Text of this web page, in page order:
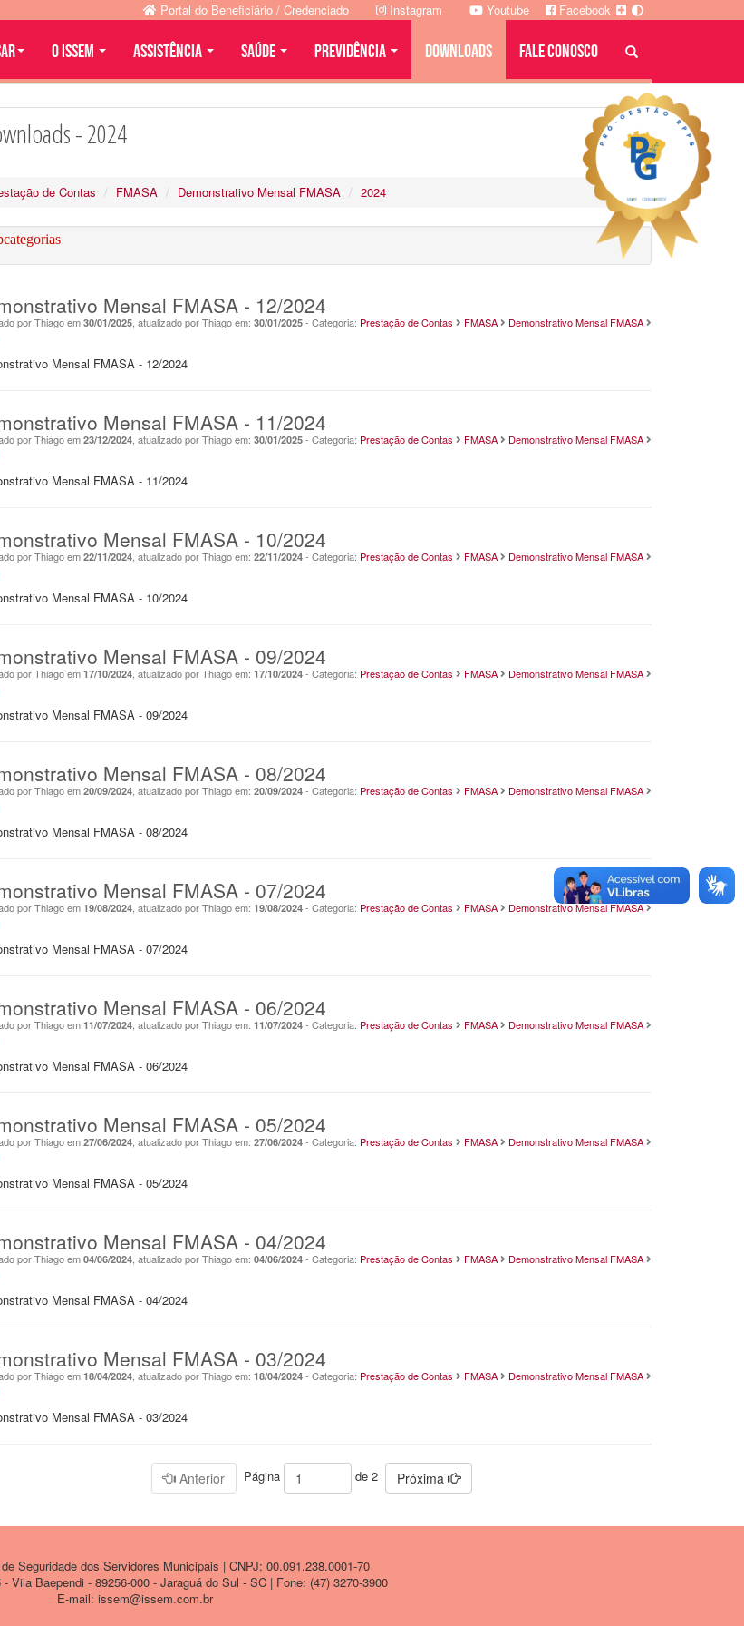
- 2024
de Contas FMASA Demonstrativo Mensal FMASA 2024
Mensal FMASA - 12/2024
por Thiago em30/01/2025 , atualizado por Thiago em: 30/01/2025 - Categoria: Prestação de Contas FMASA
Demonstrativo Mensal FMASA
Mensal FMASA - 12/2024
Mensal FMASA - 11/2024
por Thiago em23/12/2024 , atualizado por Thiago em: 30/01/2025 - Categoria: Prestação de Contas FMASA
Demonstrativo Mensal FMASA
Mensal FMASA - 11/2024
Mensal FMASA - 10/2024
por Thiago em22/11/2024 , atualizado por Thiago em: 22/11/2024 - Categoria: Prestação de Contas FMASA
Demonstrativo Mensal FMASA
Mensal FMASA - 10/2024
Mensal FMASA - 09/2024
por Thiago em17/10/2024 , atualizado por Thiago em: 17/10/2024 - Categoria: Prestação de Contas FMASA
Demonstrativo Mensal FMASA
Mensal FMASA - 09/2024
Mensal FMASA - 08/2024
por Thiago em20/09/2024 , atualizado por Thiago em: 20/09/2024 - Categoria: Prestação de Contas FMASA
Demonstrativo Mensal FMASA
Mensal FMASA - 08/2024
Mensal FMASA - 07/2024
por Thiago em19/08/2024 , atualizado por Thiago em: 19/08/2024 - Categoria: Prestação de Contas FMASA
Demonstrativo Mensal FMASA
Mensal FMASA - 07/2024
Mensal FMASA - 06/2024
por Thiago em11/07/2024 , atualizado por Thiago em: 11/07/2024 - Categoria: Prestação de Contas FMASA
Demonstrativo Mensal FMASA
Mensal FMASA - 06/2024
Mensal FMASA - 05/2024
por Thiago em27/06/2024 , atualizado por Thiago em: 27/06/2024 - Categoria: Prestação de Contas FMASA
Demonstrativo Mensal FMASA
Mensal FMASA - 05/2024
Mensal FMASA - 04/2024
por Thiago em04/06/2024 , atualizado por Thiago em: 04/06/2024 - Categoria: Prestação de Contas FMASA
Demonstrativo Mensal FMASA
Mensal FMASA - 04/2024
Mensal FMASA - 03/2024
por Thiago em18/04/2024 , atualizado por Thiago em: 18/04/2024 - Categoria: Prestação de Contas FMASA
Demonstrativo Mensal FMASA
Mensal FMASA - 03/2024
Anterior Página de 2 Próxima
Seguridade dos Servidores Municipais | CNPJ: 00.091.238.0001-70
Vila Baependi - 89256-000 - Jaraguá do Sul - SC | Fone: (47) 3270-3900
E-mail: issem@issem.com.br
Portal do Beneficiário / Credenciado Instagram Youtube Facebook
O ISSEM ASSISTÊNCIA SAÚDE PREVIDÊNCIA DOWNLOADS FALE CONOSCO